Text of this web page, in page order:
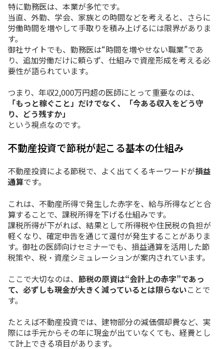
特に勤務医は、本業が多忙です。
当直、外勤、学会、家族との時間などを考えると、さらに
労働時間を増やして手取りを積み上げるには限界がありま
す。
御社サイトでも、勤務医は“時間を増やせない職業”であ
り、追加労働だけに頼らず、仕組みで資産形成を考える必
要性が語られています。
つまり、年収2,000万円超の医師にとって重要なのは、
「もっと稼ぐこと」だけでなく、「今ある収入をどう守
り、どう残すか」
という視点なのです。
不動産投資で節税が起こる基本の仕組み
不動産投資による節税で、よく出てくるキーワードが損益
通算です。
これは、不動産所得で発生した赤字を、給与所得などと合
算することで、課税所得を下げる仕組みです。
課税所得が下がれば、結果として所得税や住民税の負担が
軽くなり、確定申告を通じて還付が発生することがありま
す。御社の医師向けセミナーでも、損益通算を活用した節
税策や、税・資産シミュレーションが案内されています。
ここで大切なのは、 節税の原資は“会計上の赤字”であっ
て、必ずしも現金が大きく減っているとは限らないことで
す。
たとえば不動産投資では、建物部分の減価償却費など、実
際には手元からその年に現金が出ていなくても、経費とし
て計上できる項目があります。